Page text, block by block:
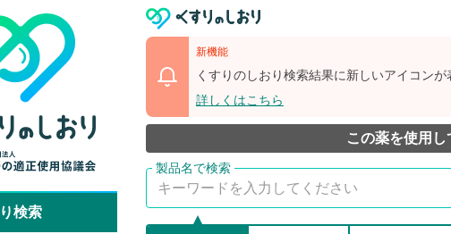
新機能
くすりのしおり検索結果に新しいアイコンが
詳しくはこちら
この薬を使用し
検索